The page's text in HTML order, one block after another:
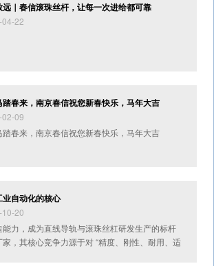
｜春信滚珠丝杆，让每一次进给都可靠
04-22
春来，南京春信祝您新春快乐，马年大吉
02-09
春来，南京春信祝您新春快乐，马年大吉
业自动化的核心
10-20
力，成为直线导轨与滚珠丝杠研发生产的标杆
，其核心竞争力源于对 “精度、刚性、耐用、适